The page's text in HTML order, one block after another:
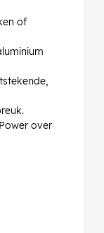
of
over